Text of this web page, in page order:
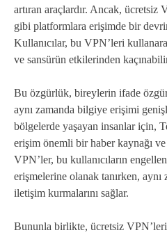
artıran araçlardır. Ancak,
gibi platformlara erişimde bir
Kullanıcılar, bu VPN’leri
ve sansürün etkilerinden
Bu özgürlük, bireylerin ifade
aynı zamanda bilgiye erişimi
bölgelerde yaşayan insanlar için,
erişim önemli bir haber kaynağı
VPN’ler, bu kullanıcıların
erişmelerine olanak tanırken,
iletişim kurmalarını sağlar.
Bununla birlikte, ücretsiz